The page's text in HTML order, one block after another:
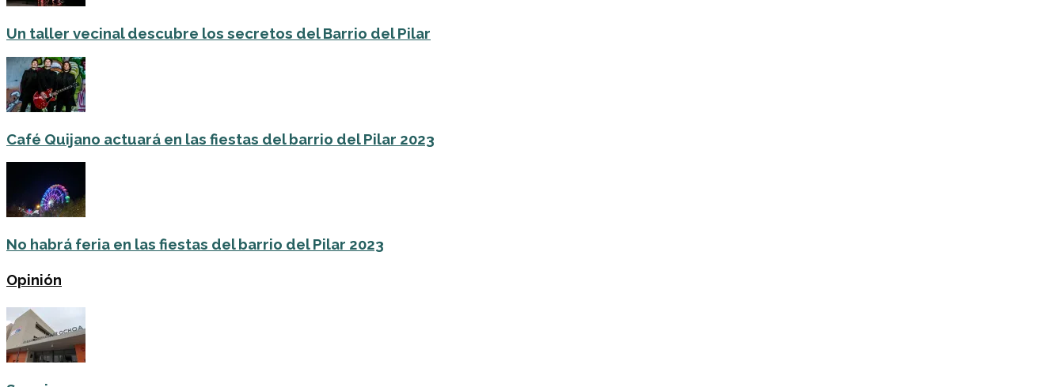
Un taller vecinal descubre los secretos del Barrio del Pilar
Café Quijano actuará en las fiestas del barrio del Pilar 2023
No habrá feria en las fiestas del barrio del Pilar 2023
Opinión